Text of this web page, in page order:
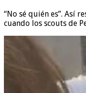
“No sé quién es”. Así
cuando los scouts de